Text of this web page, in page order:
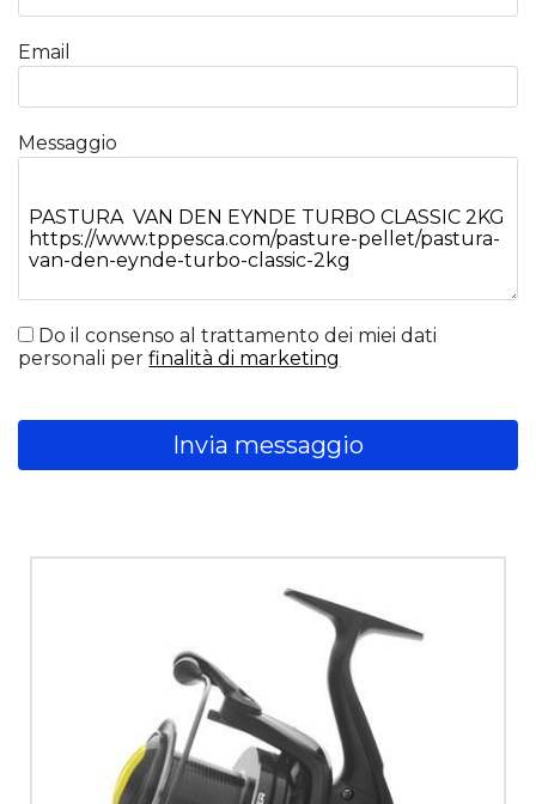
Email
Messaggio
Do il consenso al trattamento dei miei dati
personali perfinalità di marketing
Invia messaggio